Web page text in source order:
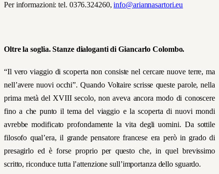
Per informazioni: tel. 0376.324260,info@ariannasartori.eu
Oltre la soglia. Stanze dialoganti di Giancarlo Colombo.
“Il vero viaggio di scoperta non consiste nel cercare nuove terre, ma
nell’avere nuovi occhi”. Quando Voltaire scrisse queste parole, nella
prima metà del XVIII secolo, non aveva ancora modo di conoscere
fino a che punto il tema del viaggio e la scoperta di nuovi mondi
avrebbe modificato profondamente la vita degli uomini. Da sottile
filosofo qual’era, il grande pensatore francese era però in grado di
presagirlo ed è forse proprio per questo che, in quel brevissimo
scritto, riconduce tutta l’attenzione sull’importanza dello sguardo.